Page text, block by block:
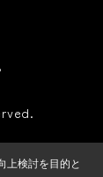
上検討を目的と